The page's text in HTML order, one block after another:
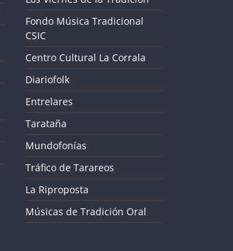
Fondo Música Tradicional
CSIC
Centro Cultural La Corrala
Diariofolk
Entrelares
Tarataña
Mundofonías
Tráfico de Tarareos
La Riproposta
Músicas de Tradición Oral